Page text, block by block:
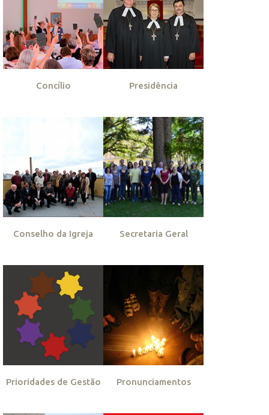
Concílio Presidência
Conselho da Igreja Secretaria Geral
Prioridades de Gestão Pronunciamentos